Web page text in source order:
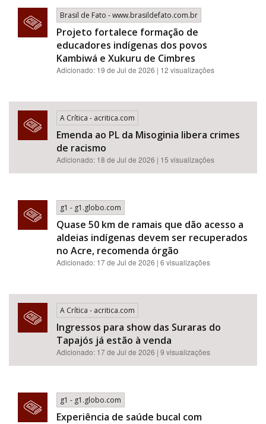
Brasil de Fato - www.brasildefato.com.br
Projeto fortalece formação de
educadores indígenas dos povos
Kambiwá e Xukuru de Cimbres
Adicionado: 19 de Jul de 2026 | 12 visualizações
A Crítica - acritica.com
Emenda ao PL da Misoginia libera crimes
de racismo​​​​​​​​​​​​​​​​​​​​​​​​​​​​​​​​​​​​​​​​​​
Adicionado: 18 de Jul de 2026 | 15 visualizações
g1 - g1.globo.com
Quase 50 km de ramais que dão acesso a
aldeias indígenas devem ser recuperados
no Acre, recomenda órgão
Adicionado: 17 de Jul de 2026 | 6 visualizações
A Crítica - acritica.com
Ingressos para show das Suraras do
Tapajós já estão à venda
Adicionado: 17 de Jul de 2026 | 9 visualizações
g1 - g1.globo.com
Experiência de saúde bucal com